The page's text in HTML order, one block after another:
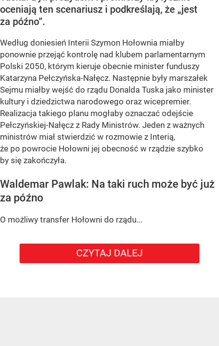
oceniają ten scenariusz i podkreślają, że „jest
za późno”.
Według doniesień Interii Szymon Hołownia miałby
ponownie przejąć kontrolę nad klubem parlamentarnym
Polski 2050, którym kieruje obecnie minister funduszy
Katarzyna Pełczyńska-Nałęcz. Następnie były marszałek
Sejmu miałby wejść do rządu Donalda Tuska jako minister
kultury i dziedzictwa narodowego oraz wicepremier.
Realizacja takiego planu mogłaby oznaczać odejście
Pełczyńskiej-Nałęcz z Rady Ministrów. Jeden z ważnych
ministrów miał stwierdzić w rozmowie z Interią,
że po powrocie Hołowni jej obecność w rządzie szybko
by się zakończyła.
Waldemar Pawlak: Na taki ruch może być już
za późno
O możliwy transfer Hołowni do rządu...
CZYTAJ DALEJ